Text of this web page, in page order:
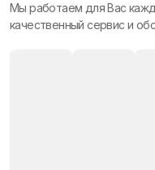
Мы работаем для Вас
качественный сервис и